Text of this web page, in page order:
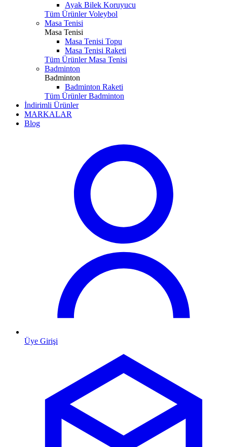
Ayak Bilek Koruyucu
Tüm Ürünler Voleybol
Masa Tenisi
Masa Tenisi
Masa Tenisi Topu
Masa Tenisi Raketi
Tüm Ürünler Masa Tenisi
Badminton
Badminton
Badminton Raketi
Tüm Ürünler Badminton
İndirimli Ürünler
MARKALAR
Blog
Üye Girişi